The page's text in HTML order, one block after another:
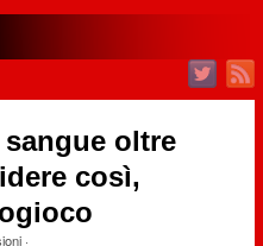
oltre
così,
·